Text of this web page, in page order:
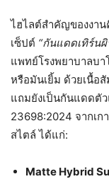
ไฮไลต์สำคัญของงาน
เซ็ปต์ “กันแดดเทิร์น
แพทย์โรงพยาบาลบ
หรือมันเยิ้ม ด้วยเนื้อ
แถมยังเป็นกันแดดตั
23698:2024 จากเ
สไตล์ ได้แก่:
Matte Hybrid